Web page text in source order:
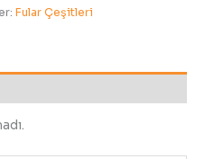
Fular Çeşitleri